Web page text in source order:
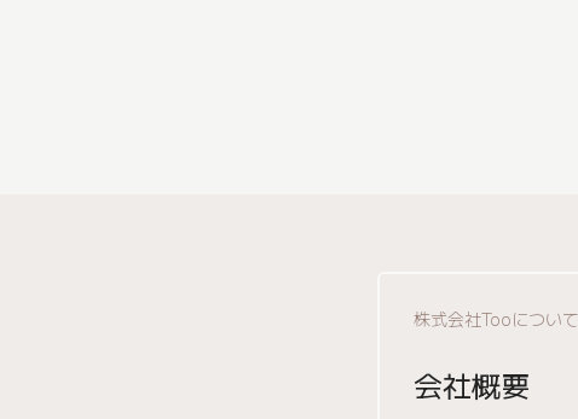
株式会社Tooについて
会社概要